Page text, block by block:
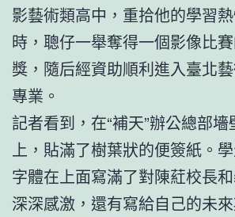
影藝術類高中，重拾他的學習
時，聰仔一舉奪得一個影像比
獎，隨后經資助順利進入臺北
專業。
記者看到，在“補天”辦公總部
上，貼滿了樹葉狀的便簽紙。
字體在上面寫滿了對陳葒校長
深深感激，還有寫給自己的未來